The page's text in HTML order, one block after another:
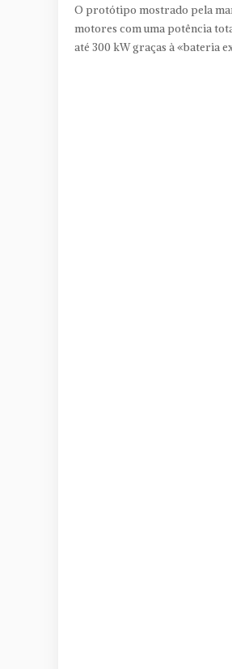
O protótipo mostrado pela
motores com uma potência
até 300 kW graças à «bateria